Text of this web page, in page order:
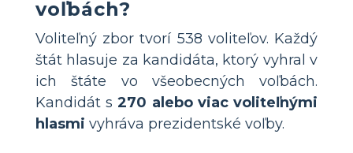
voľbách?
Voliteľný zbor tvorí 538 voliteľov. Každý
štát hlasuje za kandidáta, ktorý vyhral v
ich štáte vo všeobecných voľbách.
Kandidát s270 alebo viac voliteľnými
hlasmi vyhráva prezidentské voľby.